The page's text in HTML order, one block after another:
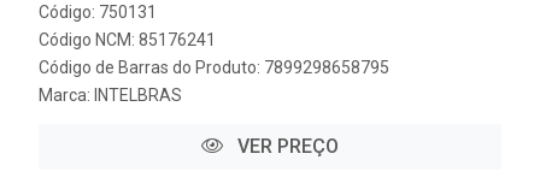
Código: 750131
Código NCM: 85176241
Código de Barras do Produto: 7899298658795
Marca: INTELBRAS
VER PREÇO